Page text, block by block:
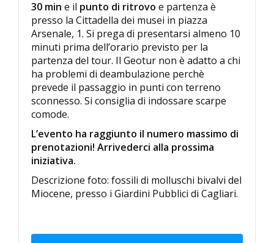
30 min e il punto di ritrovo e partenza è
presso la Cittadella dei musei in piazza
Arsenale, 1. Si prega di presentarsi almeno 10
minuti prima dell’orario previsto per la
partenza del tour. Il Geotur non è adatto a chi
ha problemi di deambulazione perchè
prevede il passaggio in punti con terreno
sconnesso. Si consiglia di indossare scarpe
comode.
L’evento ha raggiunto il numero massimo di
prenotazioni! Arrivederci alla prossima
iniziativa.
Descrizione foto: fossili di molluschi bivalvi del
Miocene, presso i Giardini Pubblici di Cagliari.